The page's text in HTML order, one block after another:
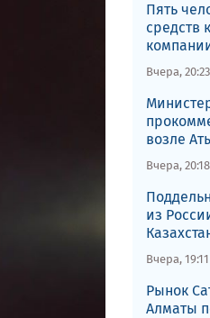
Пять
средств
Вчера, 20:23
возле
Вчера, 20:18
из
Вчера, 19:11
Рынок
Алматы